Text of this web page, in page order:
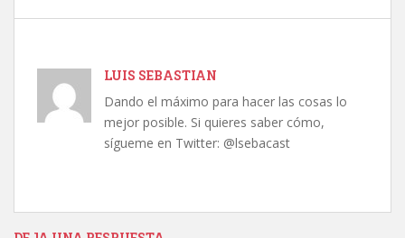
LUIS SEBASTIAN
Dando el máximo para hacer las cosas lo
mejor posible. Si quieres saber cómo,
sígueme en Twitter: @lsebacast